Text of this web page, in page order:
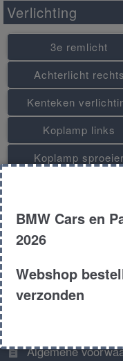
Verlichting
3e remlicht
Achterlicht rechts
Kenteken
Koplamp links
Koplamp sproeier
Stuurtoestel
Algemene
Algemene
BMW Cars en
2026
Webshop
verzonden